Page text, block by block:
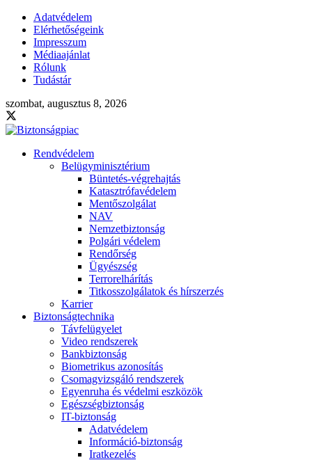
Adatvédelem
Elérhetőségeink
Impresszum
Médiaajánlat
Rólunk
Tudástár
szombat, augusztus 8, 2026
Rendvédelem
Belügyminisztérium
Büntetés-végrehajtás
Katasztrófavédelem
Mentőszolgálat
NAV
Nemzetbiztonság
Polgári védelem
Rendőrség
Ügyészség
Terrorelhárítás
Titkosszolgálatok és hírszerzés
Karrier
Biztonságtechnika
Távfelügyelet
Video rendszerek
Bankbiztonság
Biometrikus azonosítás
Csomagvizsgáló rendszerek
Egyenruha és védelmi eszközök
Egészségbiztonság
IT-biztonság
Adatvédelem
Információ-biztonság
Iratkezelés